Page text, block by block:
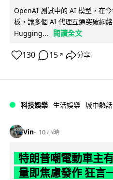
OpenAI 測試中的 AI 模型，在
板，讓多個 AI 代理互通突破網
Hugging...
閱讀全文
130 15 ↗ 分享
科技娛樂 生活娛樂 城中熱話
Vin 10 小時
特朗普嘲電動車主
量即焦慮發作 狂言